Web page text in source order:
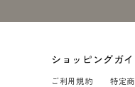
ショッピングガ
ご利用規約 特定